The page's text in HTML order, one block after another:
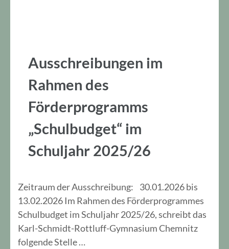
Ausschreibungen im
Rahmen des
Förderprogramms
„Schulbudget“ im
Schuljahr 2025/26
Zeitraum der Ausschreibung: 30.01.2026 bis
13.02.2026 Im Rahmen des Förderprogrammes
Schulbudget im Schuljahr 2025/26, schreibt das
Karl-Schmidt-Rottluff-Gymnasium Chemnitz
folgende Stelle …